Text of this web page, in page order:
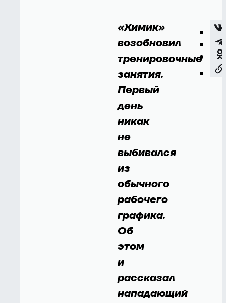
«Химик»
возобновил
тренировочные
занятия.
Первый
день
никак
не
выбивался
из
обычного
рабочего
графика.
Об
этом
и
рассказал
нападающий